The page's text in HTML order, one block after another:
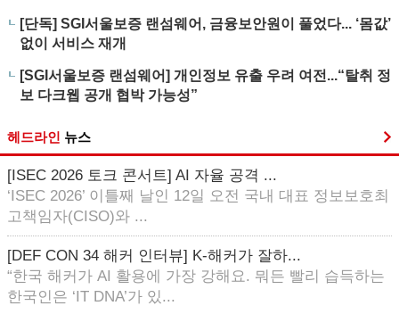
[단독] SGI서울보증 랜섬웨어, 금융보안원이 풀었다... ‘몸값’
없이 서비스 재개
[SGI서울보증 랜섬웨어] 개인정보 유출 우려 여전...“탈취 정
보 다크웹 공개 협박 가능성”
헤드라인 뉴스
[ISEC 2026 토크 콘서트] AI 자율 공격 ...
‘ISEC 2026’ 이틀째 날인 12일 오전 국내 대표 정보보호최
고책임자(CISO)와 ...
[DEF CON 34 해커 인터뷰] K-해커가 잘하...
“한국 해커가 AI 활용에 가장 강해요. 뭐든 빨리 습득하는
한국인은 ‘IT DNA’가 있...